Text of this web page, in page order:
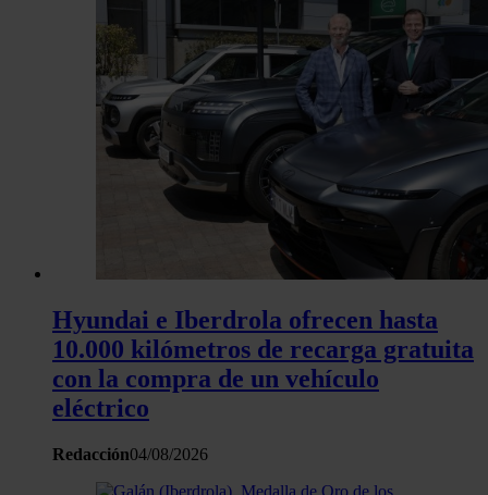
Hyundai e Iberdrola ofrecen hasta
10.000 kilómetros de recarga gratuita
con la compra de un vehículo
eléctrico
Redacción04/08/2026